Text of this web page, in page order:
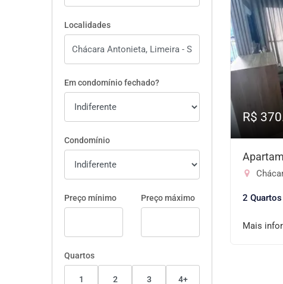
Localidades
Em condomínio fechado?
Condomínio
Preço mínimo Preço máximo
Quartos
1 2 3 4+
R$
2 Quartos
Mais